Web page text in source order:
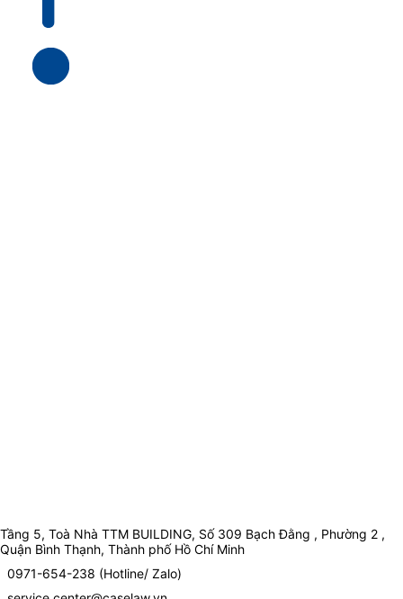
Tầng 5, Toà Nhà TTM BUILDING, Số 309 Bạch Đằng , Phường 2 ,
Quận Bình Thạnh, Thành phố Hồ Chí Minh
0971-654-238 (Hotline/ Zalo)